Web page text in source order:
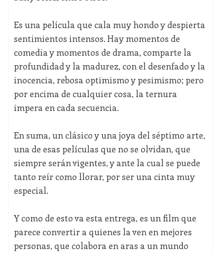
Es una película que cala muy hondo y despierta
sentimientos intensos. Hay momentos de
comedia y momentos de drama, comparte la
profundidad y la madurez, con el desenfado y la
inocencia, rebosa optimismo y pesimismo; pero
por encima de cualquier cosa, la ternura
impera en cada secuencia.
En suma, un clásico y una joya del séptimo arte,
una de esas películas que no se olvidan, que
siempre serán vigentes, y ante la cual se puede
tanto reír como llorar, por ser una cinta muy
especial.
Y como de esto va esta entrega, es un film que
parece convertir a quienes la ven en mejores
personas, que colabora en aras a un mundo